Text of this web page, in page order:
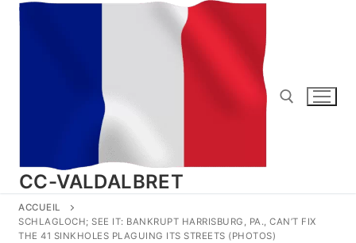
Aller
CC-VALDALBRET
ACCUEIL
SCHLAGLOCH; SEE IT: BANKRUPT HARRISBURG, PA., CAN’T FIX
THE 41 SINKHOLES PLAGUING ITS STREETS (PHOTOS)